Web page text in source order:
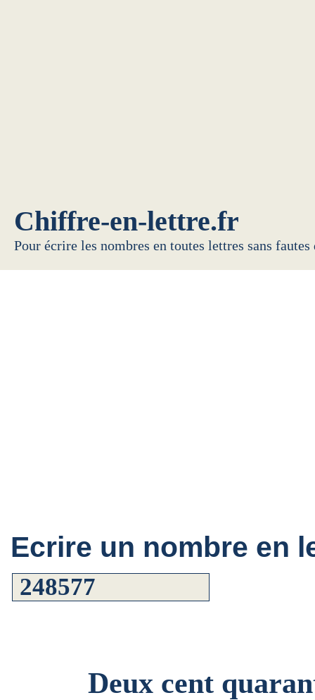
Chiffre-en-lettre.fr
Pour écrire les nombres en toutes lettres sans
Ecrire un nombre en
Deux cent